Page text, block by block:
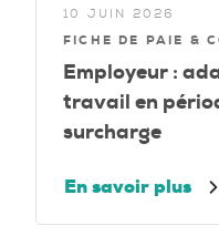
10 JUIN 2026
FICHE DE PAIE &
Employeur :
travail en
surcharge
En savoir plus